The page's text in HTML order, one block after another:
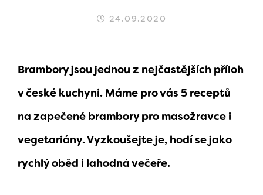
24.09.2020
Brambory jsou jednou z nejčastějších příloh
v české kuchyni. Máme pro vás 5 receptů
na zapečené brambory pro masožravce i
vegetariány. Vyzkoušejte je, hodí se jako
rychlý oběd i lahodná večeře.